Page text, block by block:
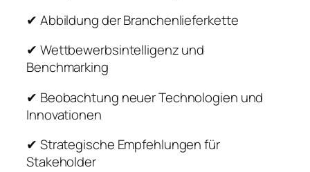
✔ Abbildung der Branchenlieferkette
✔ Wettbewerbsintelligenz und
Benchmarking
✔ Beobachtung neuer Technologien und
Innovationen
✔ Strategische Empfehlungen für
Stakeholder